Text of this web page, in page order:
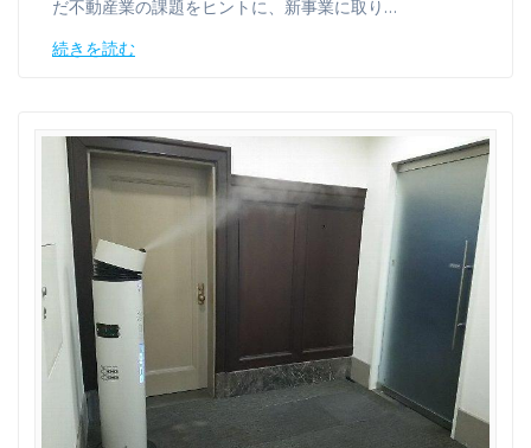
だ不動産業の課題をヒントに、新事業に取り…
続きを読む